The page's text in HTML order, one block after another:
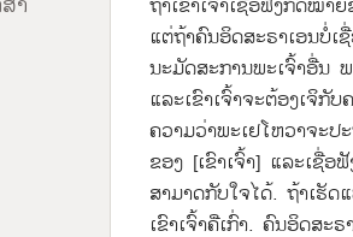
ແຕ່​ຖ້າ​ຄົນ​ອິດສະຣາເອນ​ບໍ່​
ນະມັດສະການ​ພະເຈົ້າ​ອື່ນ
ແລະ​ເຂົາເຈົ້າ​ຈະ​ຕ້ອງ​ເຈິ​
ຄວາມ​ວ່າ​ພະ​ເຢໂຫວາ​ຈະ​ປ
ຂອງ [ເຂົາເຈົ້າ] ແລະ​ເຊື່ອ
ສາມາດ​ກັບໃຈ​ໄດ້. ຖ້າ​ເຮັ
ເຂົາເຈົ້າ​ຄື​ເກົ່າ. ຄົນ​ອິດສະ